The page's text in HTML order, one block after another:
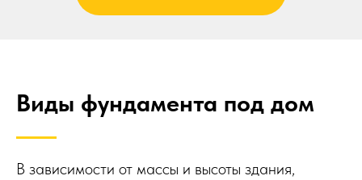
Виды фундамента под дом
В зависимости от массы и высоты здания,